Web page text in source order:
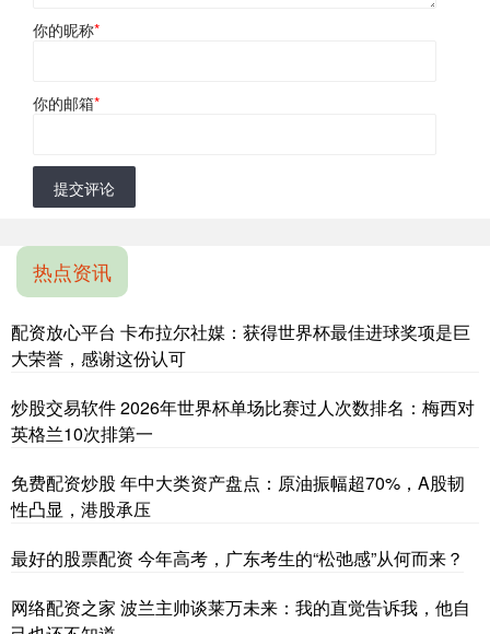
你的昵称*
你的邮箱*
提交评论
热点资讯
配资放心平台 卡布拉尔社媒：获得世界杯最佳进球奖项是巨
大荣誉，感谢这份认可
炒股交易软件 2026年世界杯单场比赛过人次数排名：梅西对
英格兰10次排第一
免费配资炒股 年中大类资产盘点：原油振幅超70%，A股韧
性凸显，港股承压
最好的股票配资 今年高考，广东考生的“松弛感”从何而来？
网络配资之家 波兰主帅谈莱万未来：我的直觉告诉我，他自